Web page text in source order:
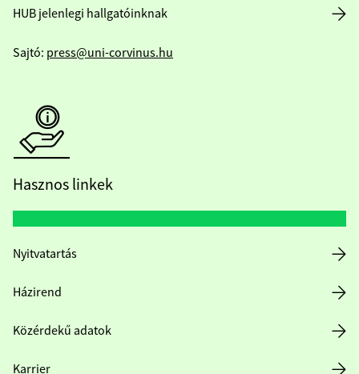
HUB jelenlegi hallgatóinknak
Sajtó: press@uni-corvinus.hu
Hasznos linkek
Nyitvatartás
Házirend
Közérdekű adatok
Karrier